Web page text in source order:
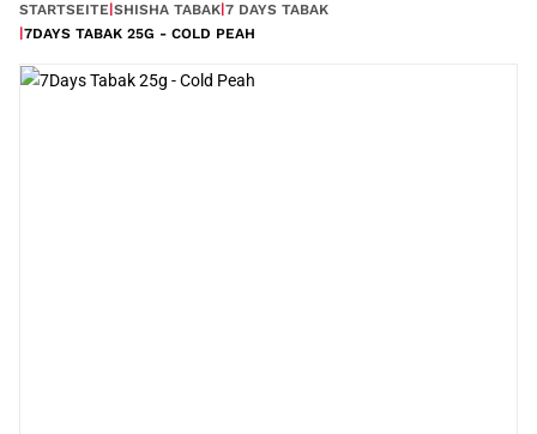
STARTSEITE SHISHA TABAK 7 DAYS TABAK
7DAYS TABAK 25G - COLD PEAH